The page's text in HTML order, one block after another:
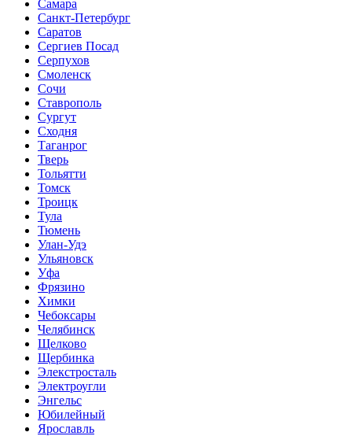
Самара
Санкт-Петербург
Саратов
Сергиев Посад
Серпухов
Смоленск
Сочи
Ставрополь
Сургут
Сходня
Таганрог
Тверь
Тольятти
Томск
Троицк
Тула
Тюмень
Улан-Удэ
Ульяновск
Уфа
Фрязино
Химки
Чебоксары
Челябинск
Щелково
Щербинка
Элекстросталь
Электроугли
Энгельс
Юбилейный
Ярославль